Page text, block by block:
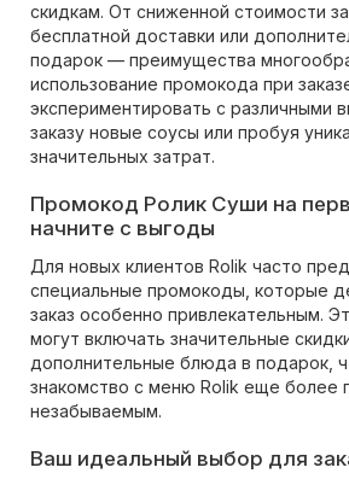
скидкам. От сниженной стоимости
бесплатной доставки или
подарок — преимущества
использование промокода при
экспериментировать с различными
заказу новые соусы или пробуя
значительных затрат.
Промокод Ролик Суши на
начните с выгоды
Для новых клиентов Rolik часто
специальные промокоды, которые
заказ особенно привлекательным.
могут включать значительные
дополнительные блюда в подарок,
знакомство с меню Rolik еще более
незабываемым.
Ваш идеальный выбор для